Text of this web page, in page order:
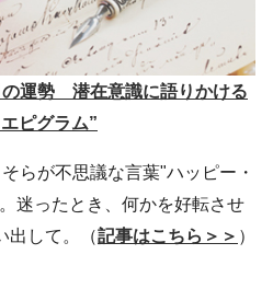
運勢 潜在意識に語りかける
ピグラム”
らが不思議な言葉"ハッピー・
迷ったとき、何かを好転させ
出して。（記事はこちら＞＞ ）